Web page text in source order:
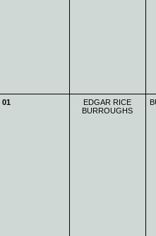
EDGAR RICE
BURROUGHS